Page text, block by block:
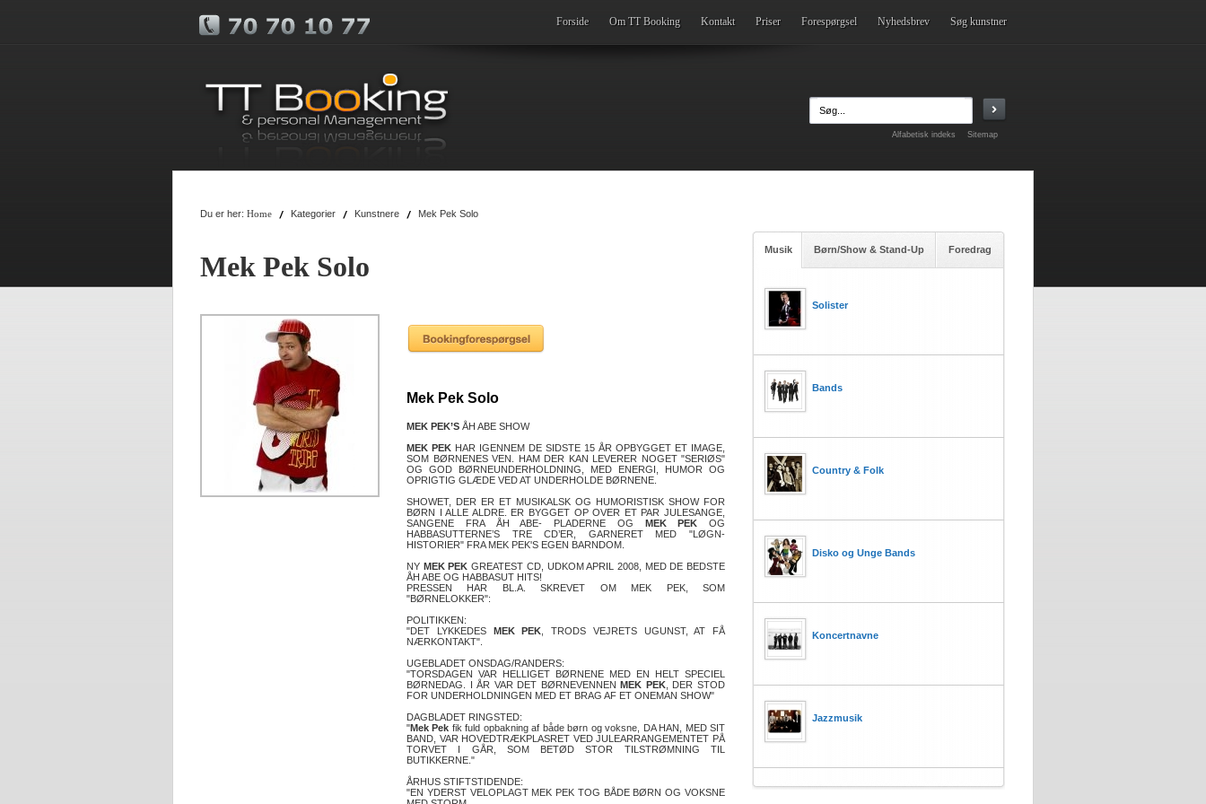
Forside Om TT Booking Kontakt Priser Forespørgsel Nyhedsbrev Søg kunstner
Alfabetisk indeks Sitemap
Du er her: Home Kategorier Kunstnere Mek Pek Solo
Mek Pek Solo
Mek Pek Solo
MEK PEK’S ÅH ABE SHOW
MEK PEK HAR IGENNEM DE SIDSTE 15 ÅR OPBYGGET ET IMAGE,
SOM BØRNENES VEN. HAM DER KAN LEVERER NOGET "SERIØS"
OG GOD BØRNEUNDERHOLDNING, MED ENERGI, HUMOR OG
OPRIGTIG GLÆDE VED AT UNDERHOLDE BØRNENE.
SHOWET, DER ER ET MUSIKALSK OG HUMORISTISK SHOW FOR
BØRN I ALLE ALDRE. ER BYGGET OP OVER ET PAR JULESANGE,
SANGENE FRA ÅH ABE- PLADERNE OG MEK PEK OG
HABBASUTTERNE’S TRE CD’ER, GARNERET MED "LØGN-
HISTORIER" FRA MEK PEK'S EGEN BARNDOM.
NY MEK PEK GREATEST CD, UDKOM APRIL 2008, MED DE BEDSTE
ÅH ABE OG HABBASUT HITS!
PRESSEN HAR BL.A. SKREVET OM MEK PEK, SOM
"BØRNELOKKER":
POLITIKKEN:
"DET LYKKEDES MEK PEK , TRODS VEJRETS UGUNST, AT FÅ
NÆRKONTAKT".
UGEBLADET ONSDAG/RANDERS:
"TORSDAGEN VAR HELLIGET BØRNENE MED EN HELT SPECIEL
BØRNEDAG. I ÅR VAR DET BØRNEVENNENMEK PEK, DER STOD
FOR UNDERHOLDNINGEN MED ET BRAG AF ET ONEMAN SHOW"
DAGBLADET RINGSTED:
"Mek Pek fik fuld opbakning af både børn og voksne, DA HAN, MED SIT
BAND, VAR HOVEDTRÆKPLASRET VED JULEARRANGEMENTET PÅ
TORVET I GÅR, SOM BETØD STOR TILSTRØMNING TIL
BUTIKKERNE."
ÅRHUS STIFTSTIDENDE:
"EN YDERST VELOPLAGT MEK PEK TOG BÅDE BØRN OG VOKSNE
Musik Børn/Show & Stand-Up Foredrag
Solister
Bands
Country & Folk
Disko og Unge Bands
Koncertnavne
Jazzmusik